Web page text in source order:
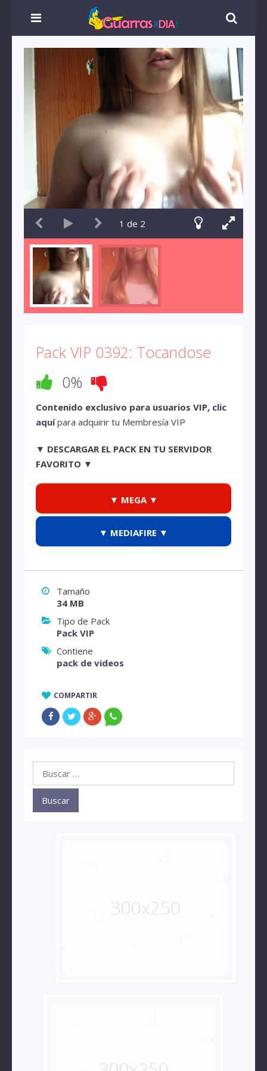
1 de 2
Pack VIP 0392: Tocandose
0%
Contenido exclusivo para usuarios VIP, clic
aquípara adquirir tu Membresía VIP
▼ DESCARGAR EL PACK EN TU SERVIDOR
FAVORITO ▼
▼ MEGA ▼
▼ MEDIAFIRE ▼
Tamaño
34 MB
Tipo de Pack
Pack VIP
Contiene
pack de videos
COMPARTIR